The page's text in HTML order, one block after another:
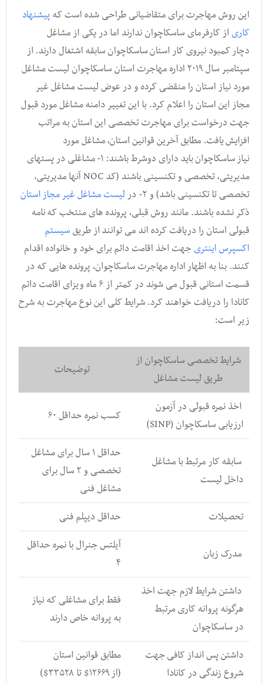
این روش مهاجرت برای متقاضیانی طراحی شده است کهپیشنهاد
کاریاز کارفرمای ساسکاچوان ندارند اما در یکی از مشاغل
دچار کمبود نیروی کار استان ساسکاچوان سابقه اشتغال دارند. از
سپتامبر سال ۲۰۱۹ اداره مهاجرت استان ساسکاچوان لیست مشاغل
مورد نیاز استان را منقضی کرده و در عوض لیست مشاغل غیر
مجاز این استان را اعلام کرد. با این تغییر دامنه مشاغل مورد قبول
جهت درخواست برای مهاجرت تخصصی این استان به مراتب
افزایش یافت. مطابق آخرین قوانین استان, مشاغل مورد
نیاز ساسکاچوان باید دارای دوشرط باشند: ۱- مشاغلی در پستهای
مدیریتی, تخصصی و تکنسینی باشند (کد NOC آنها مدیریتی,
تخصصی تا تکنسینی باشد) و ۲- در
لیست مشاغل غیر مجاز استان
ذکر نشده باشند. مانند روش قبلی, پرونده های منتخب که نامه
قبولی استان را دریافت کرده اند می توانند از طریقسیستم
اکسپرس اینتریجهت اخذ اقامت دائم برای خود و خانواده اقدام
کنند. بنا به اظهار اداره مهاجرت ساسکاچوان, پرونده هایی که در
قسمت استانی قبول می شوند در کمتر از ۶ ماه ویزای اقامت دائم
کانادا را دریافت خواهند کرد. شرایط کلی این نوع مهاجرت به شرح
زیر است:
شرایط تخصصی ساسکاچوان از
طریق لیست مشاغل
توضیحات
اخذ نمره قبولی در آزمون
ارزیابی ساسکاچوان (SINP)
کسب نمره حداقل ۶۰
سابقه کار مرتبط با مشاغل
داخل لیست
حداقل ۱ سال برای مشاغل
تخصصی و ۲ سال برای
مشاغل فنی
تحصیلات
حداقل دیپلم فنی
مدرک زبان
آیلتس جنرال با نمره حداقل
۴
داشتن شرایط لازم جهت اخذ
هرگونه پروانه کاری مرتبط
در ساسکاچوان
فقط برای مشاغلی که نیاز
به پروانه خاص دارند
داشتن پس انداز کافی جهت
شروع زندگی در کانادا
مطابق قوانین استان
(از ۱۲۶۶۹$ تا ۳۳۵۲۸$)